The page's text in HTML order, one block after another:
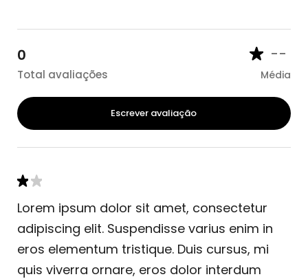
0
Total avaliações
--
Média
Escrever avaliação
Lorem ipsum dolor sit amet, consectetur
adipiscing elit. Suspendisse varius enim in
eros elementum tristique. Duis cursus, mi
quis viverra ornare, eros dolor interdum